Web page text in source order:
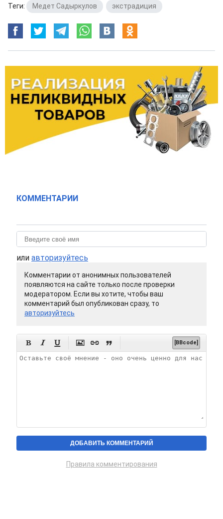
Теги: Медет Садыркулов экстрадиция
КОММЕНТАРИИ
или авторизуйтесь
Комментарии от анонимных пользователей
появляются на сайте только после проверки
модератором. Если вы хотите, чтобы ваш
комментарий был опубликован сразу, то
авторизуйтесь
      [BBcode]
Правила комментирования